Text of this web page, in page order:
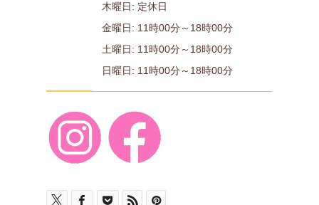
木曜日: 定休日
金曜日: 11時00分～18時00分
土曜日: 11時00分～18時00分
日曜日: 11時00分～18時00分